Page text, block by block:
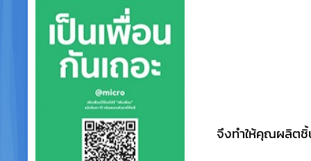
จึงทำให้คุณผลิตชิ้